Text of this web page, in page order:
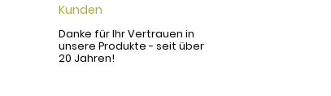
Kunden
Danke für Ihr Vertrauen in
unsere Produkte - seit über
20 Jahren!